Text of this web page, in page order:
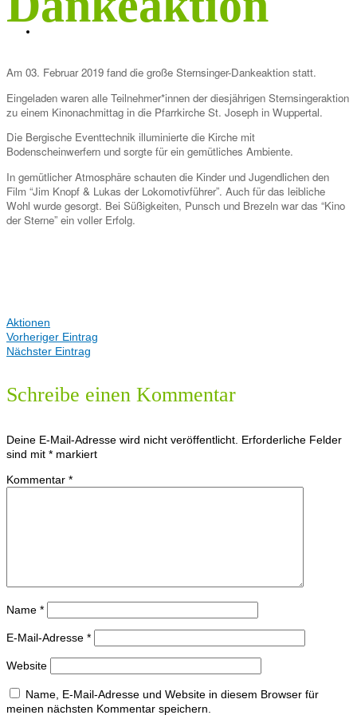
KONTAKT
Am 03. Februar 2019 fand die große Sternsinger-Dankeaktion statt.
Eingeladen waren alle Teilnehmer*innen der diesjährigen Sternsingeraktion
zu einem Kinonachmittag in die Pfarrkirche St. Joseph in Wuppertal.
Die Bergische Eventtechnik illuminierte die Kirche mit
Bodenscheinwerfern und sorgte für ein gemütliches Ambiente.
In gemütlicher Atmosphäre schauten die Kinder und Jugendlichen den
Film “Jim Knopf & Lukas der Lokomotivführer”. Auch für das leibliche
Wohl wurde gesorgt. Bei Süßigkeiten, Punsch und Brezeln war das “Kino
der Sterne” ein voller Erfolg.
Aktionen
Vorheriger Eintrag
Nächster Eintrag
Schreibe einen Kommentar
Deine E-Mail-Adresse wird nicht veröffentlicht. Erforderliche Felder
sind mit * markiert
Kommentar *
Name *
E-Mail-Adresse *
Website
Name, E-Mail-Adresse und Website in diesem Browser für
meinen nächsten Kommentar speichern.